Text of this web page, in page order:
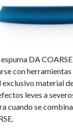
DA
con
exclusivo material
leves a
cuando se